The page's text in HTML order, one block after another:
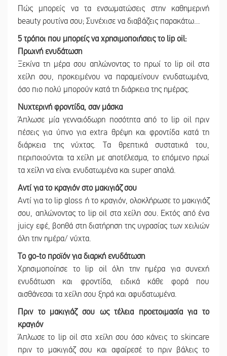
Πώς μπορείς να τα ενσωματώσεις στην καθημερινή
beauty ρουτίνα σου; Συνέχισε να διαβάζεις παρακάτω…
5 τρόποι που μπορείς να χρησιμοποιήσεις το lip oil:
Πρωινή ενυδάτωση
Ξεκίνα τη μέρα σου απλώνοντας το πρωί το lip oil στα
χείλη σου, προκειμένου να παραμείνουν ενυδατωμένα,
όσο πιο πολύ μπορούν κατά τη διάρκεια της ημέρας.
Νυχτερινή φροντίδα, σαν μάσκα
Άπλωσε μία γενναιόδωρη ποσότητα από το lip oil πριν
πέσεις για ύπνο για extra θρέψη και φροντίδα κατά τη
διάρκεια της νύχτας. Τα θρεπτικά συστατικά του,
περιποιούνται τα χείλη με αποτέλεσμα, το επόμενο πρωί
τα χείλη να είναι ενυδατωμένα και super απαλά.
Αντί για το κραγιόν στο μακιγιάζ σου
Αντί για το lip gloss ή το κραγιόν, ολοκλήρωσε το μακιγιάζ
σου, απλώνοντας το lip oil στα χείλη σου. Εκτός από ένα
juicy εφέ, βοηθά στη διατήρηση της υγρασίας των χειλιών
όλη την ημέρα/ νύχτα.
Το go-to προϊόν για διαρκή ενυδάτωση
Χρησιμοποίησε το lip oil όλη την ημέρα για συνεχή
ενυδάτωση και φροντίδα, ειδικά κάθε φορά που
αισθάνεσαι τα χείλη σου ξηρά και αφυδατωμένα.
Πριν το μακιγιάζ σου ως τέλεια προετοιμασία για το
κραγιόν
Άπλωσε το lip oil στα χείλη σου όσο κάνεις το skincare
πριν το μακιγιάζ σου και αφαίρεσέ το πριν βάλεις το